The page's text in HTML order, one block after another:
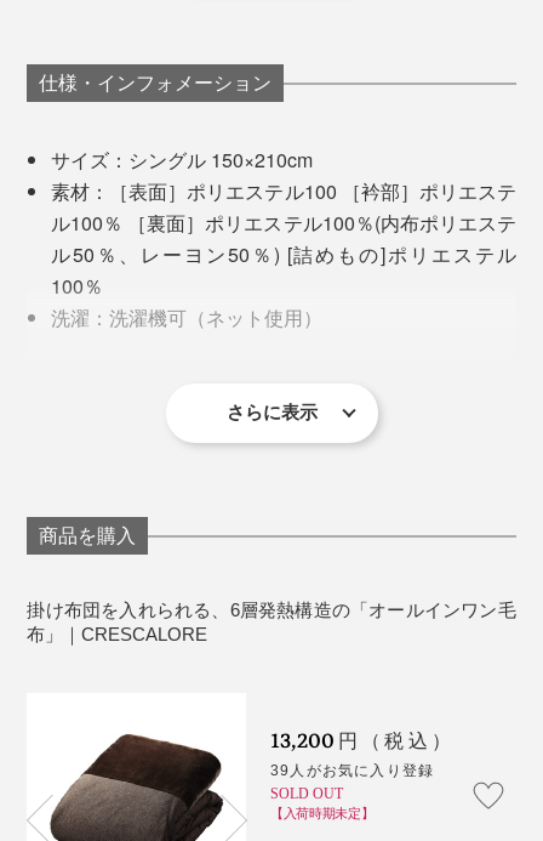
一見暖かさに貢献していなさそうに見えるこのストレッ
チ生地が、実は影の立役者。
実際に比べてみると分かりますが、普通の毛布が寝返り
を繰り返すうちにはだけてしまうのに対し、「オールイ
ンワン毛布」は上側の生地が伸びることで身体にフィッ
トし、寝返りを打っても打っても、毛布が逃げないので
す。
く、むしろ身体に沿うことで冷気をシャットアウト。軽
量化にも一役買っています。
複数の素材を組み合わせることで、それぞれの役割を助
写真は、肌に触れる起毛面
掛け布団の出し入れのためのファスナーはダブル仕様
で、掛け布団を留めるテープは８か所。
ラクラクです。
片面に伸びる素材を使うことで、寝返りしてもはだけな
い。体にフィットして暖かさがアップし、軽量化にも貢
暖かさは、中身の保温中わたや高密度シートがキープし
てくれるので、一番外側には伸びない起毛素材よりも、
伸びるニット素材が適切なのだとか。
合理的な理由に「へぇ〜」を連発してしまいました。
仕様・インフォメーション
サイズ：シングル 150×210cm
素材：［表面］ポリエステル100 ［衿部］ポリエステ
ル100％ ［裏面］ポリエステル100％(内布ポリエステ
ル50％、レーヨン50％) [詰めもの]ポリエステル
100％
洗濯：洗濯機可（ネット使用）
さらに表示
商品を購入
掛け布団を入れられる、6層発熱構造の「オールインワン毛
布」｜CRESCALORE
13,200 円（税込）
39人がお気に入り登録
SOLD OUT
【入荷時期未定】